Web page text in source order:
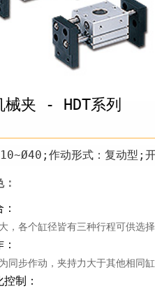
械夹 - HDT系列
作动形式：复动型;开
，各个缸径皆有三种行程可供选
同步作动，夹持力大于其他相同缸
制：